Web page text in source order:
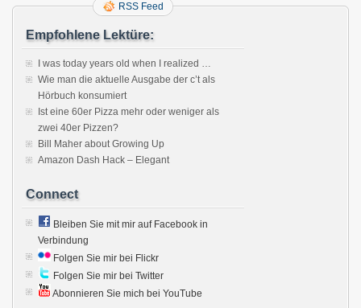
RSS Feed
Empfohlene Lektüre:
I was today years old when I realized …
Wie man die aktuelle Ausgabe der c’t als
Hörbuch konsumiert
Ist eine 60er Pizza mehr oder weniger als
zwei 40er Pizzen?
Bill Maher about Growing Up
Amazon Dash Hack – Elegant
Connect
Bleiben Sie mit mir auf Facebook in
Verbindung
Folgen Sie mir bei Flickr
Folgen Sie mir bei Twitter
Abonnieren Sie mich bei YouTube